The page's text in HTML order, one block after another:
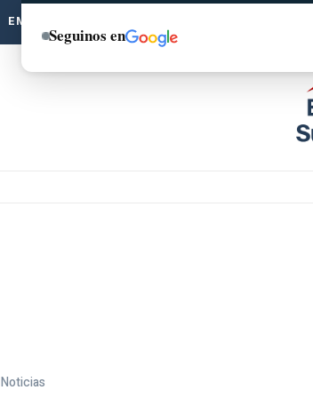
EMPRENDE VERDE
Noticias
Seguinos en